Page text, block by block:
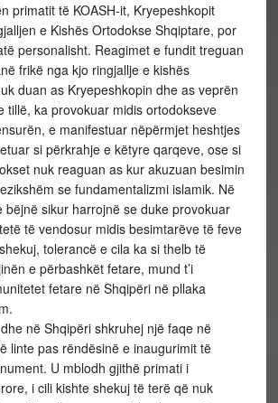
primatit të KOASH-it, Kryepeshkopit
e Kishës Ortodokse Shqiptare, por
personalisht. Reagimet e fundit treguan
frikë nga kjo ringjallje e kishës
duan as Kryepeshkopin dhe as veprën
tillë, ka provokuar midis ortodokseve
e manifestuar nëpërmjet heshtjes
si përkrahje e këtyre qarqeve, ose si
nuk reaguan as kur akuzuan besimin
se fundamentalizmi islamik. Në
bëjnë sikur harrojnë se duke provokuar
të vendosur midis besimtarëve të feve
tolerancë e cila ka si thelb të
e përbashkët fetare, mund t’i
fetare në Shqipëri në pllaka
në Shqipëri shkruhej një faqe në
linte pas rëndësinë e inaugurimit të
U mblodh gjithë primati i
i cili kishte shekuj të terë që nuk